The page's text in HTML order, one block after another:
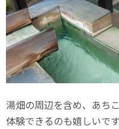
湯畑の周辺を含め、あち
体験できるのも嬉しいです